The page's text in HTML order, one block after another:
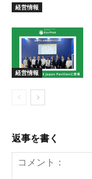
経営情報
経営情報
返事を書く